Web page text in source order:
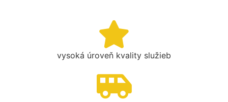
vysoká úroveň kvality služieb